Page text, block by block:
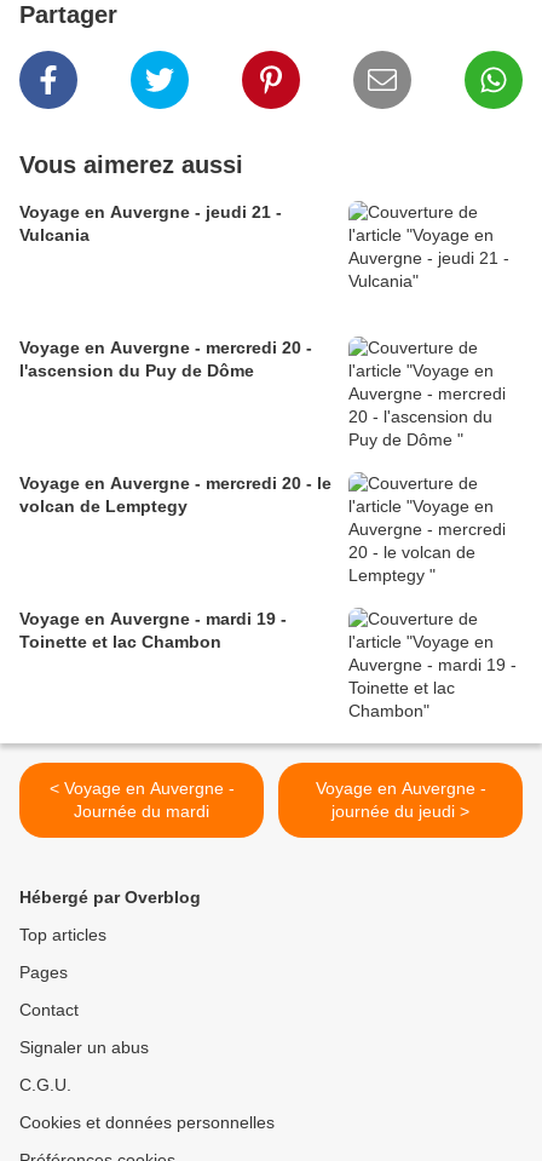
Partager
Vous aimerez aussi
Voyage en Auvergne - jeudi 21 -
Vulcania
Voyage en Auvergne - mercredi 20 -
l'ascension du Puy de Dôme
Voyage en Auvergne - mercredi 20 - le
volcan de Lemptegy
Voyage en Auvergne - mardi 19 -
Toinette et lac Chambon
< Voyage en Auvergne -
Journée du mardi
Voyage en Auvergne -
journée du jeudi >
Hébergé par Overblog
Top articles
Pages
Contact
Signaler un abus
C.G.U.
Cookies et données personnelles